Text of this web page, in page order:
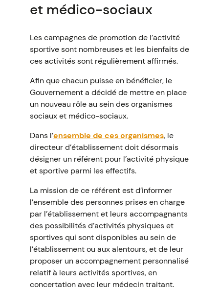
et médico-sociaux
Les campagnes de promotion de l’activité
sportive sont nombreuses et les bienfaits de
ces activités sont régulièrement affirmés.
Afin que chacun puisse en bénéficier, le
Gouvernement a décidé de mettre en place
un nouveau rôle au sein des organismes
sociaux et médico-sociaux.
Dans l’ensemble de ces organismes, le
directeur d’établissement doit désormais
désigner un référent pour l’activité physique
et sportive parmi les effectifs.
La mission de ce référent est d’informer
l’ensemble des personnes prises en charge
par l’établissement et leurs accompagnants
des possibilités d’activités physiques et
sportives qui sont disponibles au sein de
l’établissement ou aux alentours, et de leur
proposer un accompagnement personnalisé
relatif à leurs activités sportives, en
concertation avec leur médecin traitant.